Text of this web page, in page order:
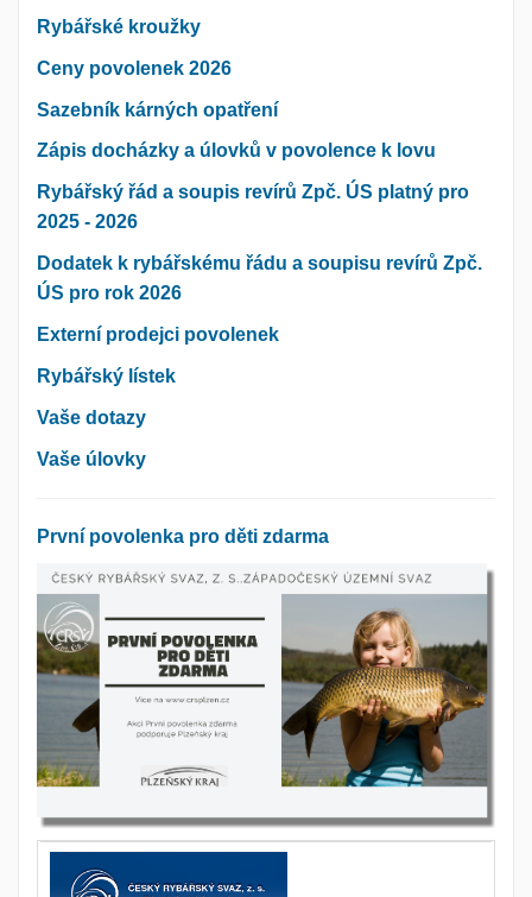
Rybářské kroužky
Ceny povolenek 2026
Sazebník kárných opatření
Zápis docházky a úlovků v povolence k lovu
Rybářský řád a soupis revírů Zpč. ÚS platný pro
2025 - 2026
Dodatek k rybářskému řádu a soupisu revírů Zpč.
ÚS pro rok 2026
Externí prodejci povolenek
Rybářský lístek
Vaše dotazy
Vaše úlovky
První povolenka pro děti zdarma